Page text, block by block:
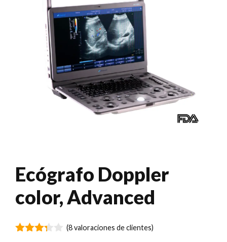
Ecógrafo Doppler
color, Advanced
(8valoraciones de clientes)